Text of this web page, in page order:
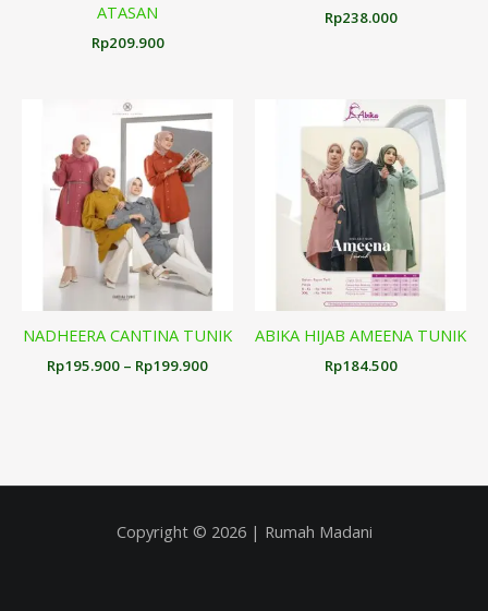
ATASAN
Rp209.900
Rp238.000
NADHEERA CANTINA TUNIK
Rp195.900 – Rp199.900
harga:
hingga
ABIKA HIJAB AMEENA TUNIK
Rp184.500
Copyright © 2026 | Rumah Madani